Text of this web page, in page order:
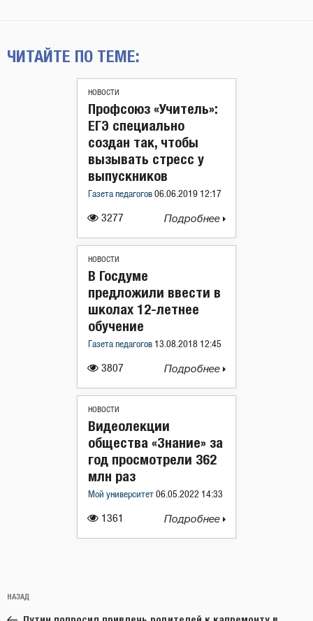
ЧИТАЙТЕ ПО ТЕМЕ:
НОВОСТИ
3277
Профсоюз «Учитель»:
ЕГЭ специально
создан так, чтобы
вызывать стресс у
выпускников
Газета педагогов 06.06.2019 12:17
Подробнее
НОВОСТИ
3807
В Госдуме
предложили ввести в
школах 12-летнее
обучение
Газета педагогов 13.08.2018 12:45
Подробнее
НОВОСТИ
1361
Видеолекции
общества «Знание» за
год просмотрели 362
млн раз
Мой университет 06.05.2022 14:33
Подробнее
по
Предыдущая
запись:
НАЗАД